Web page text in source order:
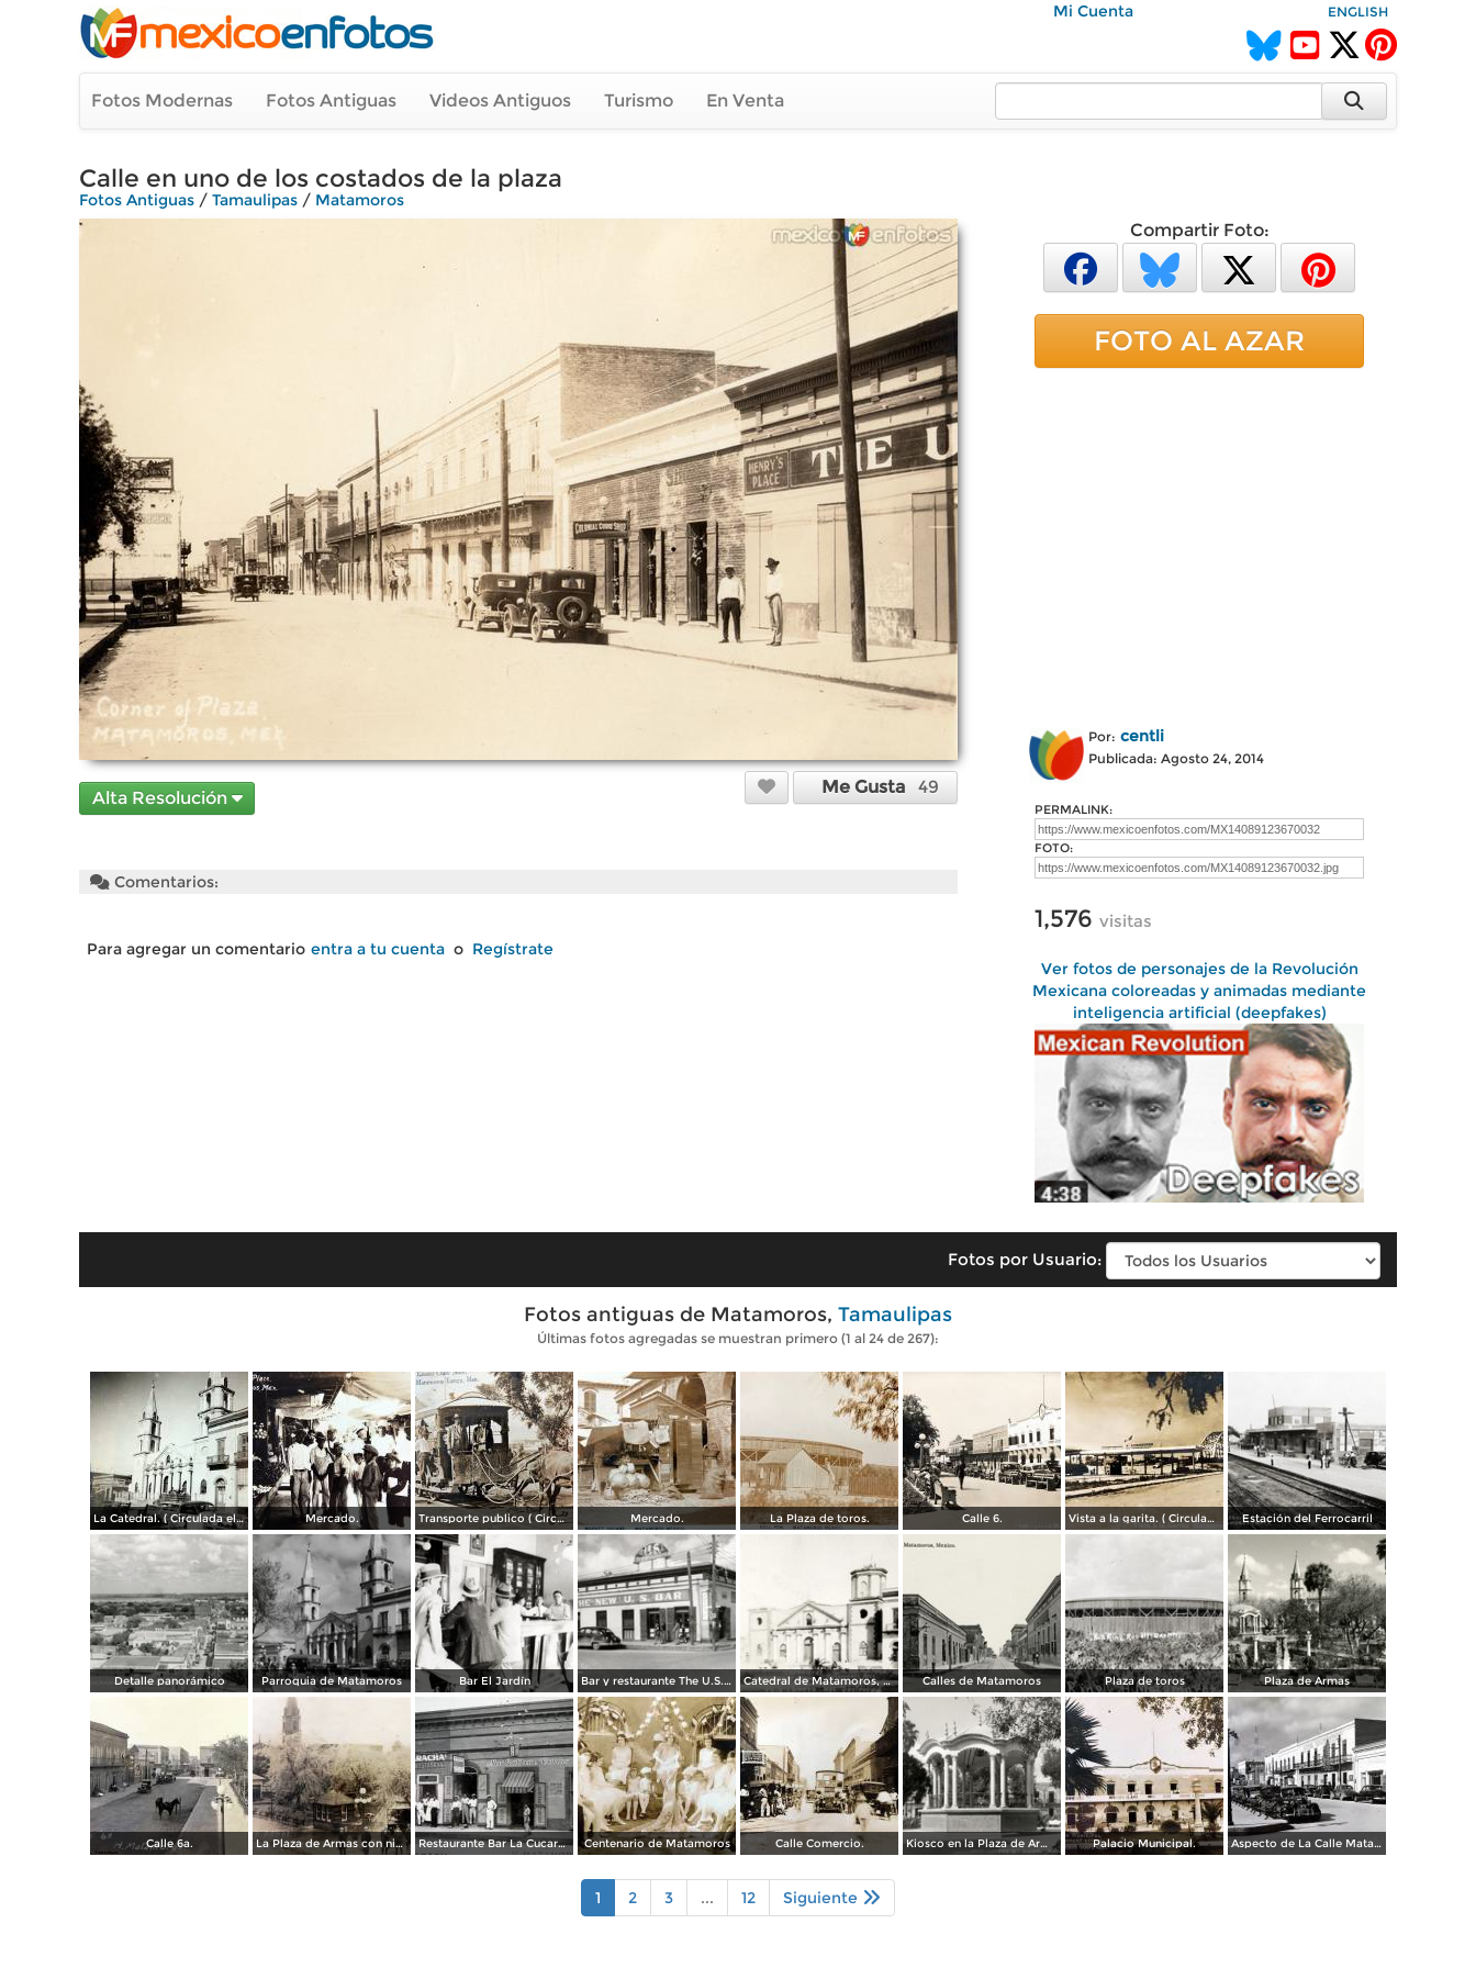
Mi Cuenta ENGLISH
Fotos Modernas Fotos Antiguas Videos Antiguos Turismo En Venta
Calle en uno de los costados de la plaza
Fotos Antiguas / Tamaulipas / Matamoros
Alta Resolución
Me Gusta 49
Comentarios:
Para agregar un comentario entra a tu cuenta o Regístrate
Compartir Foto:
FOTO AL AZAR
Por: centli
Publicada: Agosto 24, 2014
PERMALINK:
FOTO:
1,576 visitas
Ver fotos de personajes de la Revolución
Mexicana coloreadas y animadas mediante
inteligencia artificial (deepfakes)
Fotos por Usuario:
Fotos antiguas de Matamoros, Tamaulipas
Últimas fotos agregadas se muestran primero (1 al 24 de 267):
La Catedral. ( Circulada el 6 de Noviembre de 1944 ). Mercado. Transporte publico ( Circulada el 20 de Febrero de 1921 ). Mercado. La Plaza de toros. Calle 6. Vista a la garita. ( Circulada el 9 de Julio de 1956 ). Estación del Ferrocarril
Detalle panorámico Parroquia de Matamoros Bar El Jardín Bar y restaurante The U.S. Bar Catedral de Matamoros, dañada por el huracán del 4 de septiembre de 1933 Calles de Matamoros Plaza de toros Plaza de Armas
Calle 6a. La Plaza de Armas con nieve en los arboles. Restaurante Bar La Cucaracha ( Circulada el 20 de Febrero de 1948 ). Centenario de Matamoros Calle Comercio. Kiosco en la Plaza de Armas Palacio Municipal. Aspecto de La Calle Matamoros ( Circulada el 6 de Enero de 1951 ).
1 2 3 ... 12 Siguiente